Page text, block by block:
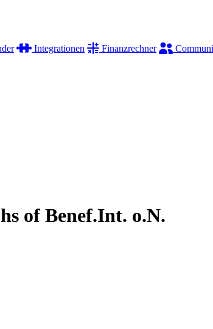
Integrationen Finanzrechner
of Benef.Int. o.N.